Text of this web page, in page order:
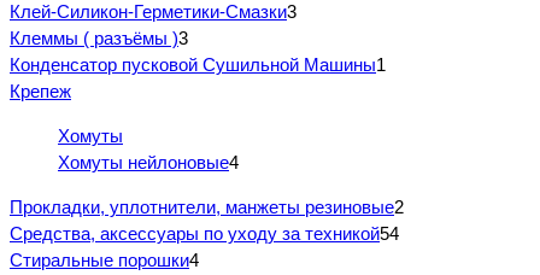
Клей-Силикон-Герметики-Смазки3
Клеммы ( разъёмы )3
Конденсатор пусковой Сушильной Машины1
Крепеж
Хомуты
Хомуты нейлоновые4
Прокладки, уплотнители, манжеты резиновые2
Средства, аксессуары по уходу за техникой54
Стиральные порошки4